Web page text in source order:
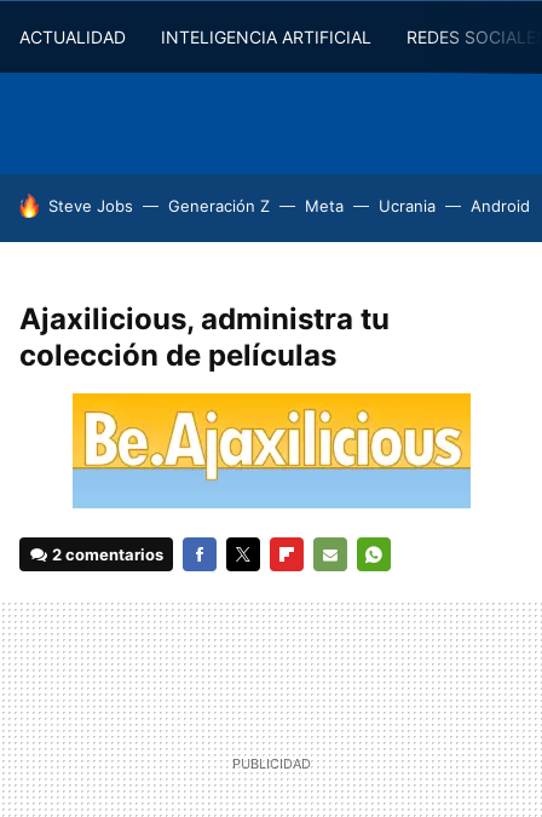
ACTUALIDAD INTELIGENCIA ARTIFICIAL REDES
HOY SE HABLA DE
Steve Jobs Generación Z Meta Ucrania Android
Ajaxilicious, administra tu
colección de películas
2 comentarios
MAIL